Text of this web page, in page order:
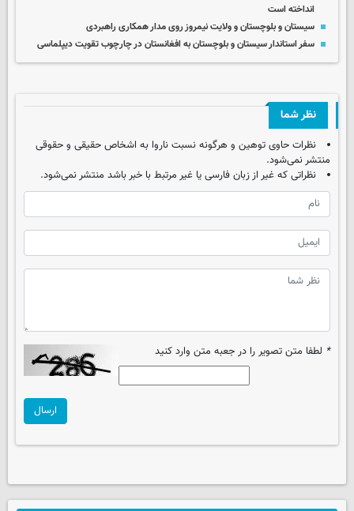
انداخته است
سیستان و بلوچستان و ولایت نیمروز روی مدار همکاری راهبردی
سفر استاندار سیستان و بلوچستان به افغانستان در چارچوب تقویت دیپلماسی
نظر شما
نظرات حاوی توهین و هرگونه نسبت ناروا به اشخاص حقیقی و حقوقی
منتشر نمی‌شود.
نظراتی که غیر از زبان فارسی یا غیر مرتبط با خبر باشد منتشر نمی‌شود.
* لطفا متن تصویر را در جعبه متن وارد کنید
ارسال